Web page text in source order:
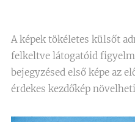
A képek tökéletes külsőt
felkeltve látogatóid
bejegyzésed első képe az
érdekes kezdőkép